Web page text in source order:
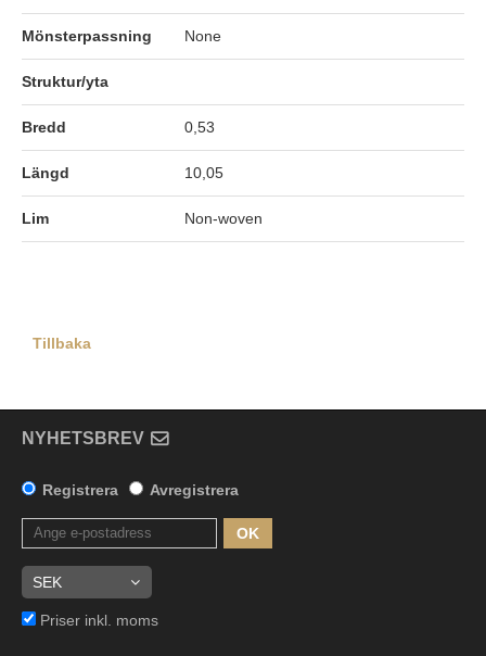
Mönsterpassning None
Struktur/yta
Bredd 0,53
Längd 10,05
Lim Non-woven
Tillbaka
NYHETSBREV
Registrera Avregistrera
OK
Priser inkl. moms